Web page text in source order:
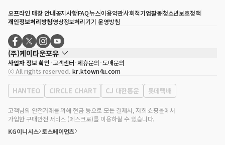
오프라인 매장 안내공지사항FAQ뉴스이용약관사회적기업활동청소년보호정책
개인정보처리방침영상정보처리기기 운영방침
(주)케이타운포유
대표자
송효민
사업자등록번호
120-87-71116
통신판매업 신고번호 제2011-서울강남-02223
대표전화
02-552-9855
사업자 정보 확인 고객센터 제휴문의 도매문의
ⓒ All rights reserved. kr.ktown4u.com
HANTEO CIRCLE CHART CJ 대한통운 롯데택배
고객님의 안전거래를 위해 현금 등으로 모든 결제시, 저희 쇼핑몰에서
가입한 구매안전 서비스 (에스크로)를 이용하실 수 있습니다.
KG이니시스 토스페이먼츠